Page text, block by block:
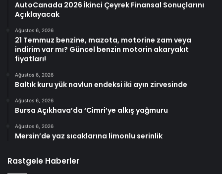
AutoCanada 2026 İkinci Çeyrek Finansal Sonuçlarını
Açıklayacak
Ağustos 6, 2026
21 Temmuz benzine, mazota, motorine zam veya
indirim var mı? Güncel benzin motorin akaryakıt
fiyatları!
Ağustos 6, 2026
Baltık kuru yük navlun endeksi iki ayın zirvesinde
Ağustos 6, 2026
Bursa Açıkhava’da ‘Cimri’ye alkış yağmuru
Ağustos 6, 2026
Mersin’de yaz sıcaklarına limonlu serinlik
Rastgele Haberler